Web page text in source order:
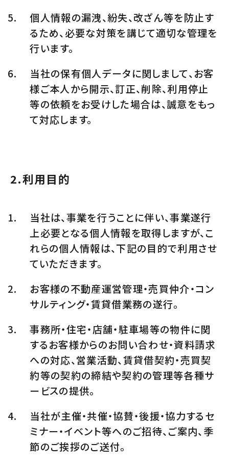
個人情報の漏洩、紛失、改ざん等を防止す
るため、必要な対策を講じて適切な管理を
行います。
当社の保有個人データに関しまして、お客
様ご本人から開示、訂正、削除、利用停止
等の依頼をお受けした場合は、誠意をもっ
て対応します。
2.利用目的
当社は、事業を行うことに伴い、事業遂行
上必要となる個人情報を取得しますが、こ
れらの個人情報は、下記の目的で利用させ
ていただきます。
お客様の不動産運営管理・売買仲介・コン
サルティング・賃貸借業務の遂行。
事務所・住宅・店舗・駐車場等の物件に関
するお客様からのお問い合わせ・資料請求
への対応、営業活動、賃貸借契約・売買契
約等の契約の締結や契約の管理等各種サ
ービスの提供。
当社が主催・共催・協賛・後援・協力するセ
ミナー・イベント等へのご招待、ご案内、季
節のご挨拶のご送付。